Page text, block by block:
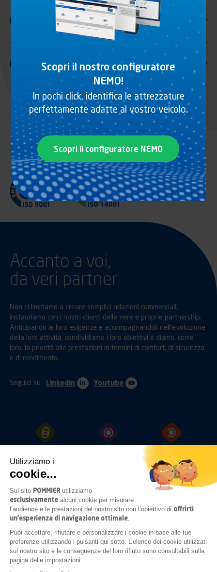
Utilizziamo i
cookie...
Sul sito POMMIER utilizziamo
esclusivamente alcuni cookie per misurare
l’audience e le prestazioni del nostro sito con l’obiettivo di offrirti
un’esperienza di navigazione ottimale.
Puoi accettare, rifiutare e personalizzare i cookie in base alle tue
preferenze utilizzando i pulsanti qui sotto. L’elenco dei cookie utilizzati
sul nostro sito e le conseguenze del loro rifiuto sono consultabili sulla
pagina delle impostazioni.
Accanto a voi,
da veri partner
Non ci limitiamo a creare semplici relazioni commerciali,
instauriamo con i nostri clienti delle vere e proprie partnership.
Anticipando le loro esigenze e accompagnandoli nell’evoluzione
della loro attività, condividiamo i loro obiettivi e diamo, come
loro, la priorità alle prestazioni in termini di comfort, di sicurezza
e di rendimento.
Seguici su Linkedin Youtube
SISTEMI
DIAPERTURA
ILLUMINAZIONE
COMPLEMENTI
DIALLESTIMENTO
Scopri il nostro configuratore
NEMO!
In pochi click, identifica le attrezzature
perfettamente adatte al vostro veicolo.
Scopri il configuratore NEMO